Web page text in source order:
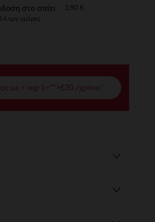
στο σπίτι 3,90 €
εργ.ημέρες
με < wg-1="">€30 /χρόνο*